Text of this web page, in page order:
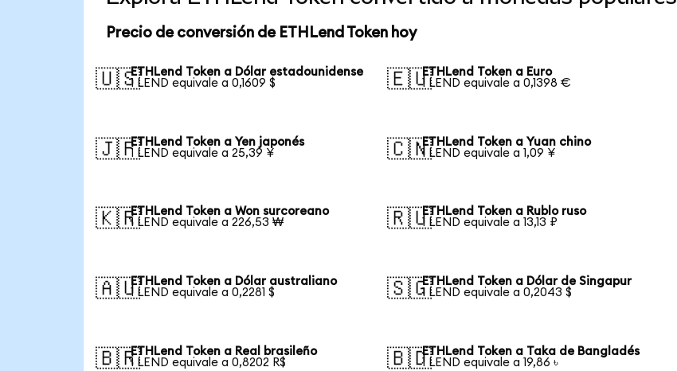
Precio de conversión de ETHLend Token hoy
🇺🇸ETHLend Token a Dólar estadounidense
1 LEND equivale a 0,1609 $
🇪🇺ETHLend Token a Euro
1 LEND equivale a 0,1398 €
🇯🇵ETHLend Token a Yen japonés
1 LEND equivale a 25,39 ¥
🇨🇳ETHLend Token a Yuan chino
1 LEND equivale a 1,09 ¥
🇰🇷ETHLend Token a Won surcoreano
1 LEND equivale a 226,53 ₩
🇷🇺ETHLend Token a Rublo ruso
1 LEND equivale a 13,13 ₽
🇦🇺ETHLend Token a Dólar australiano
1 LEND equivale a 0,2281 $
🇸🇬ETHLend Token a Dólar de Singapur
1 LEND equivale a 0,2043 $
🇧🇷ETHLend Token a Real brasileño
1 LEND equivale a 0,8202 R$
🇧🇩ETHLend Token a Taka de Bangladés
1 LEND equivale a 19,86 ৳